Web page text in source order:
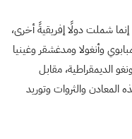
شملت دولًا إفريقيةً أخرى،
وأنغولا ومدغشقر وغينيا
الديمقراطية، مقابل
والثروات وتوريد